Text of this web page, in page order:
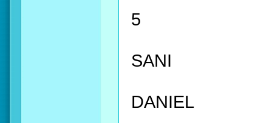
5
SANI
DANIEL